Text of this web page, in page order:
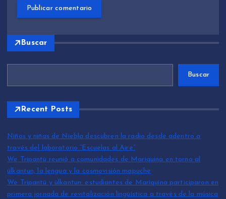
Buscar
Buscar
Recent Posts
Niños y niñas de Niebla descubren la radio desde adentro a
través del laboratorio “Escuelas al Aire”
We Tripantü reunió a comunidades de Mariquina en torno al
ülkantun, la lengua y la cosmovisión mapuche
We Tripantü y ülkantun: estudiantes de Mariquina participaron en
primera jornada de revitalización lingüística a través de la música